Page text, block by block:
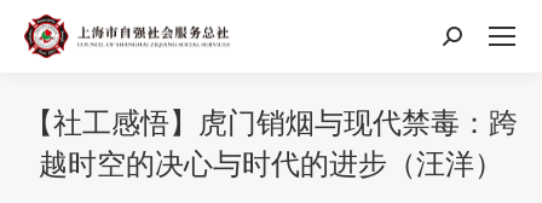
搜
【社工感悟】虎门销烟与现代禁毒：跨
越时空的决心与时代的进步（汪洋）